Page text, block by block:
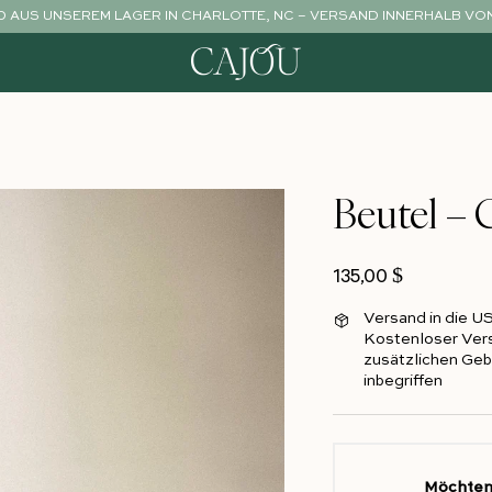
AUS UNSEREM LAGER IN CHARLOTTE, NC – VERSAND INNERHALB
Beutel –
Normalpreis
135,00 $
Versand in die
Kostenloser
zusätzlichen
inbegriffen